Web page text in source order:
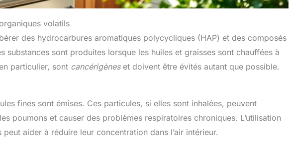
volatils
des hydrocarbures aromatiques polycycliques (HAP) et des composés
substances sont produites lorsque les huiles et graisses sont chauffées à
particulier, sont cancérigèneset doivent être évités autant que possible.
fines sont émises. Ces particules, si elles sont inhalées, peuvent
poumons et causer des problèmes respiratoires chroniques. L’utilisation
aider à réduire leur concentration dans l’air intérieur.